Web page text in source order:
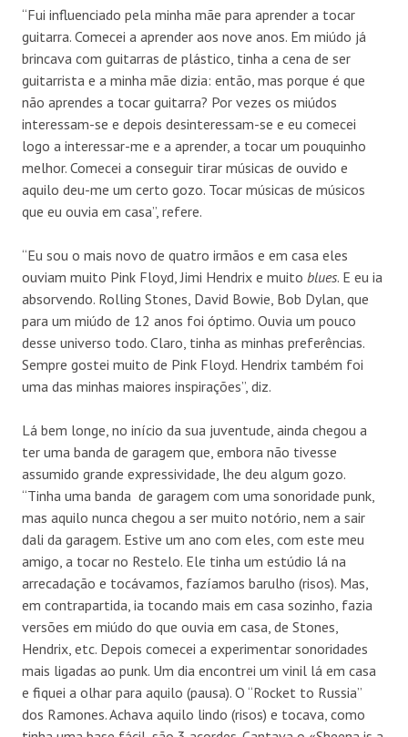
“Fui influenciado pela minha mãe para aprender a tocar
guitarra. Comecei a aprender aos nove anos. Em miúdo já
brincava com guitarras de plástico, tinha a cena de ser
guitarrista e a minha mãe dizia: então, mas porque é que
não aprendes a tocar guitarra? Por vezes os miúdos
interessam-se e depois desinteressam-se e eu comecei
logo a interessar-me e a aprender, a tocar um pouquinho
melhor. Comecei a conseguir tirar músicas de ouvido e
aquilo deu-me um certo gozo. Tocar músicas de músicos
que eu ouvia em casa”, refere.
“Eu sou o mais novo de quatro irmãos e em casa eles
ouviam muito Pink Floyd, Jimi Hendrix e muito blues. E eu ia
absorvendo. Rolling Stones, David Bowie, Bob Dylan, que
para um miúdo de 12 anos foi óptimo. Ouvia um pouco
desse universo todo. Claro, tinha as minhas preferências.
Sempre gostei muito de Pink Floyd. Hendrix também foi
uma das minhas maiores inspirações”, diz.
Lá bem longe, no início da sua juventude, ainda chegou a
ter uma banda de garagem que, embora não tivesse
assumido grande expressividade, lhe deu algum gozo.
“Tinha uma banda de garagem com uma sonoridade punk,
mas aquilo nunca chegou a ser muito notório, nem a sair
dali da garagem. Estive um ano com eles, com este meu
amigo, a tocar no Restelo. Ele tinha um estúdio lá na
arrecadação e tocávamos, fazíamos barulho (risos). Mas,
em contrapartida, ia tocando mais em casa sozinho, fazia
versões em miúdo do que ouvia em casa, de Stones,
Hendrix, etc. Depois comecei a experimentar sonoridades
mais ligadas ao punk. Um dia encontrei um vinil lá em casa
e fiquei a olhar para aquilo (pausa). O “Rocket to Russia”
dos Ramones. Achava aquilo lindo (risos) e tocava, como